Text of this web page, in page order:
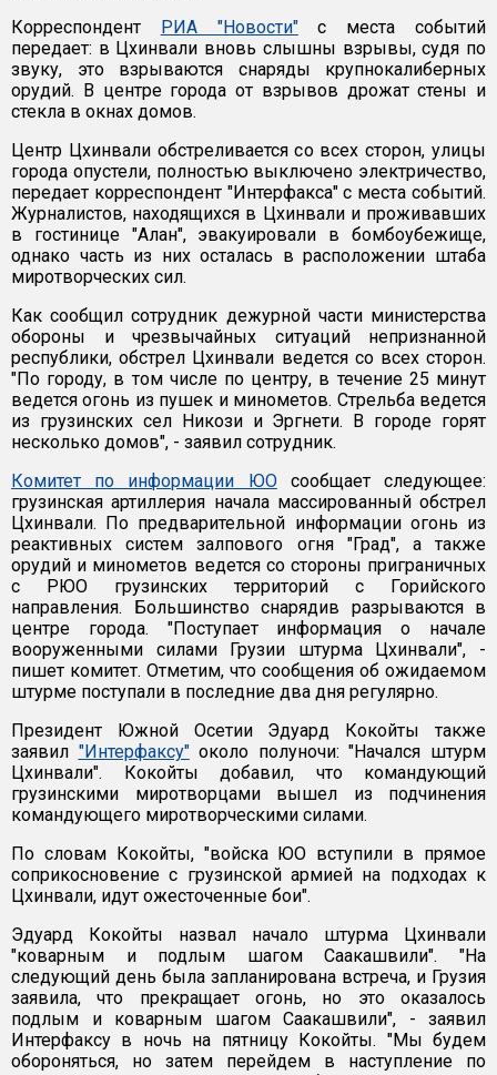
Корреспондент РИА "Новости"с места событий
передает: в Цхинвали вновь слышны взрывы, судя по
звуку, это взрываются снаряды крупнокалиберных
орудий. В центре города от взрывов дрожат стены и
стекла в окнах домов.
Центр Цхинвали обстреливается со всех сторон, улицы
города опустели, полностью выключено электричество,
передает корреспондент "Интерфакса" с места событий.
Журналистов, находящихся в Цхинвали и проживавших
в гостинице "Алан", эвакуировали в бомбоубежище,
однако часть из них осталась в расположении штаба
миротворческих сил.
Как сообщил сотрудник дежурной части министерства
обороны и чрезвычайных ситуаций непризнанной
республики, обстрел Цхинвали ведется со всех сторон.
"По городу, в том числе по центру, в течение 25 минут
ведется огонь из пушек и минометов. Стрельба ведется
из грузинских сел Никози и Эргнети. В городе горят
несколько домов", - заявил сотрудник.
Комитет по информации ЮОсообщает следующее:
грузинская артиллерия начала массированный обстрел
Цхинвали. По предварительной информации огонь из
реактивных систем залпового огня "Град", а также
орудий и минометов ведется со стороны приграничных
с РЮО грузинских территорий с Горийского
направления. Большинство снарядив разрываются в
центре города. "Поступает информация о начале
вооруженными силами Грузии штурма Цхинвали", -
пишет комитет. Отметим, что сообщения об ожидаемом
штурме поступали в последние два дня регулярно.
Президент Южной Осетии Эдуард Кокойты также
заявил "Интерфаксу"около полуночи: "Начался штурм
Цхинвали". Кокойты добавил, что командующий
грузинскими миротворцами вышел из подчинения
командующего миротворческими силами.
По словам Кокойты, "войска ЮО вступили в прямое
соприкосновение с грузинской армией на подходах к
Цхинвали, идут ожесточенные бои".
Эдуард Кокойты назвал начало штурма Цхинвали
"коварным и подлым шагом Саакашвили". "На
следующий день была запланирована встреча, и Грузия
заявила, что прекращает огонь, но это оказалось
подлым и коварным шагом Саакашвили", - заявил
Интерфаксу в ночь на пятницу Кокойты. "Мы будем
обороняться, но затем перейдем в наступление по